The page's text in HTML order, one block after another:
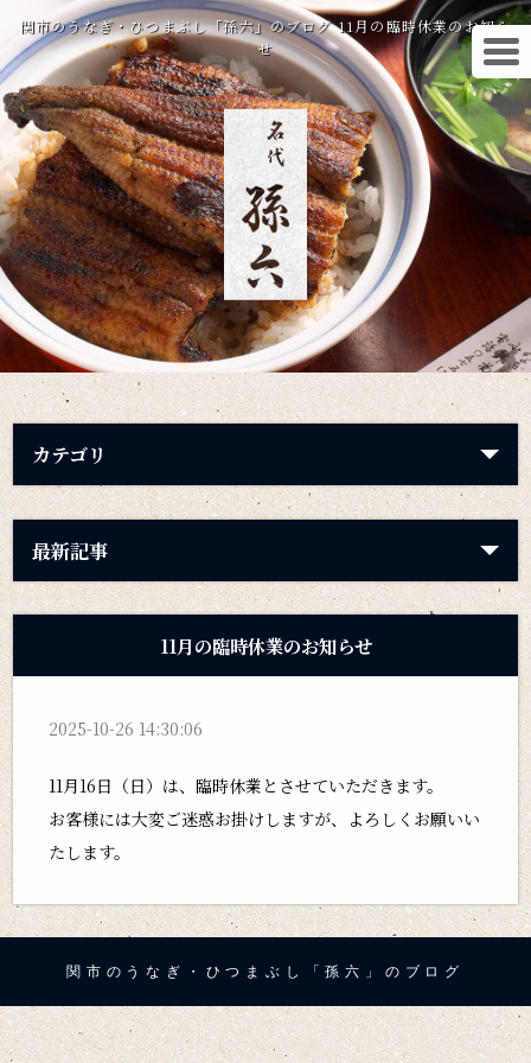
関市のうなぎ・ひつまぶし「孫六」のブログ 11月の臨時休業のお知ら
せ
カテゴリ
最新記事
11月の臨時休業のお知らせ
2025-10-26 14:30:06
11月16日（日）は、臨時休業とさせていただきます。
お客様には大変ご迷惑お掛けしますが、よろしくお願いい
たします。
関市のうなぎ・ひつまぶし「孫六」のブログ